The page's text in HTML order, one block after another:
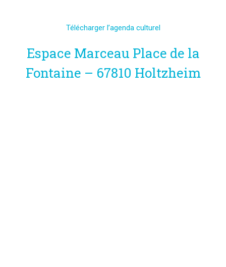
Télécharger l’agenda culturel
Espace Marceau Place de la
Fontaine – 67810 Holtzheim